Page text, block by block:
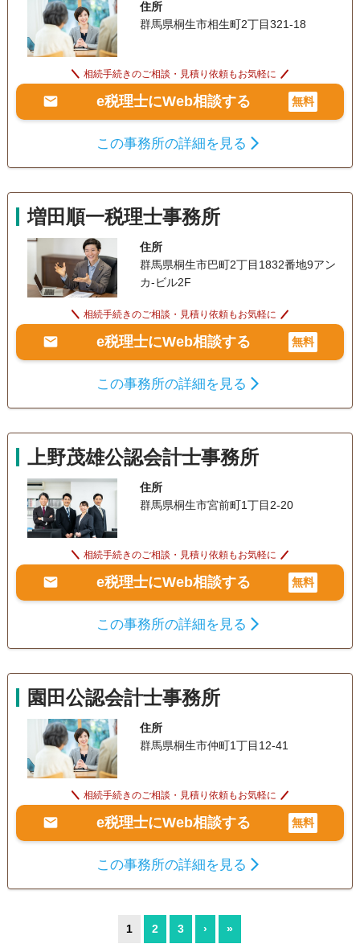
住所
群馬県桐生市相生町2丁目321-18
相続手続きのご相談・見積り依頼もお気軽に
e税理士にWeb相談する 無料
この事務所の詳細を見る
増田順一税理士事務所
住所
群馬県桐生市巴町2丁目1832番地9アン
カ-ビル2F
相続手続きのご相談・見積り依頼もお気軽に
e税理士にWeb相談する 無料
この事務所の詳細を見る
上野茂雄公認会計士事務所
住所
群馬県桐生市宮前町1丁目2-20
相続手続きのご相談・見積り依頼もお気軽に
e税理士にWeb相談する 無料
この事務所の詳細を見る
園田公認会計士事務所
住所
群馬県桐生市仲町1丁目12-41
相続手続きのご相談・見積り依頼もお気軽に
e税理士にWeb相談する 無料
この事務所の詳細を見る
1 2 3 › »